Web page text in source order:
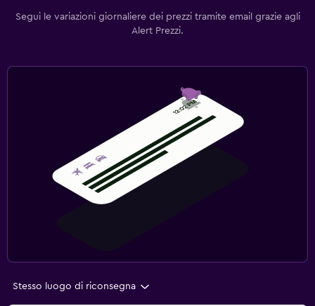
Segui le variazioni giornaliere dei prezzi tramite email grazie agli
Alert Prezzi.
Stesso luogo di riconsegna